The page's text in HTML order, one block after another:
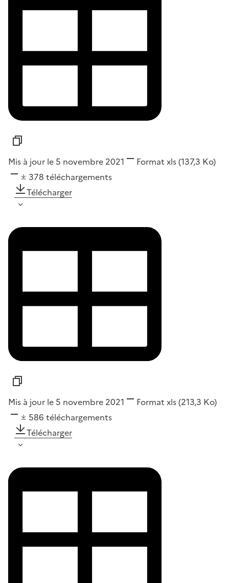
Mis à jour le 5 novembre 2021 Format xls(137,3 Ko)
378 téléchargements
Télécharger
Mis à jour le 5 novembre 2021 Format xls(213,3 Ko)
586 téléchargements
Télécharger